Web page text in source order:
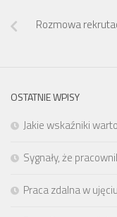
Rozmowa
OSTATNIE WPISY
Jakie wskaźniki
Sygnały, że
Praca zdalna w